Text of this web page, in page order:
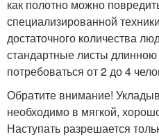
как полотно можно
специализированной
достаточного количества
стандартные листы
потребоваться от 2 до 4
Обратите внимание!
необходимо в мягкой,
Наступать разрешается